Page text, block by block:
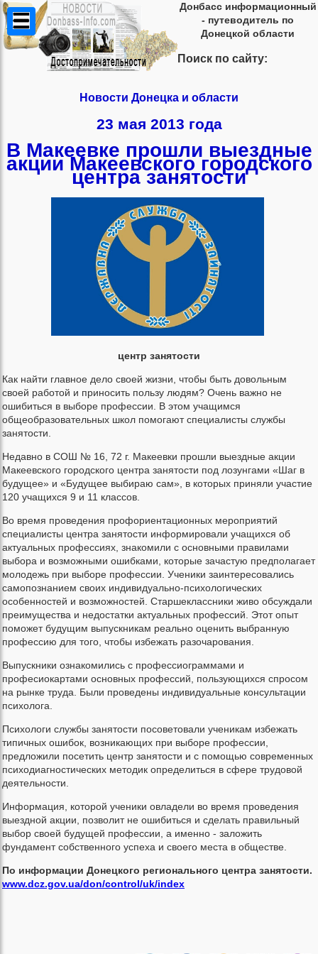
Донбасс информационный
- путеводитель по
Донецкой области
Поиск по сайту:
Новости Донецка и области
23 мая 2013 года
В Макеевке прошли выездные
акции Макеевского городского
центра занятости
центр занятости
Как найти главное дело своей жизни, чтобы быть довольным
своей работой и приносить пользу людям? Очень важно не
ошибиться в выборе профессии. В этом учащимся
общеобразовательных школ помогают специалисты службы
занятости.
Недавно в СОШ № 16, 72 г. Макеевки прошли выездные акции
Макеевского городского центра занятости под лозунгами «Шаг в
будущее» и «Будущее выбираю сам», в которых приняли участие
120 учащихся 9 и 11 классов.
Во время проведения профориентационных мероприятий
специалисты центра занятости информировали учащихся об
актуальных профессиях, знакомили с основными правилами
выбора и возможными ошибками, которые зачастую предполагает
молодежь при выборе профессии. Ученики заинтересовались
самопознанием своих индивидуально-психологических
особенностей и возможностей. Старшеклассники живо обсуждали
преимущества и недостатки актуальных профессий. Этот опыт
поможет будущим выпускникам реально оценить выбранную
профессию для того, чтобы избежать разочарования.
Выпускники ознакомились с профессиограммами и
професиокартами основных профессий, пользующихся спросом
на рынке труда. Были проведены индивидуальные консультации
психолога.
Психологи службы занятости посоветовали ученикам избежать
типичных ошибок, возникающих при выборе профессии,
предложили посетить центр занятости и с помощью современных
психодиагностических методик определиться в сфере трудовой
деятельности.
Информация, которой ученики овладели во время проведения
выездной акции, позволит не ошибиться и сделать правильный
выбор своей будущей профессии, а именно - заложить
фундамент собственного успеха и своего места в обществе.
По информации Донецкого регионального центра занятости.
www.dcz.gov.ua/don/control/uk/index